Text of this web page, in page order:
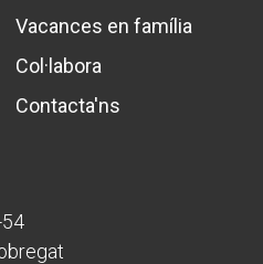
Vacances en família
Col·labora
Contacta'ns